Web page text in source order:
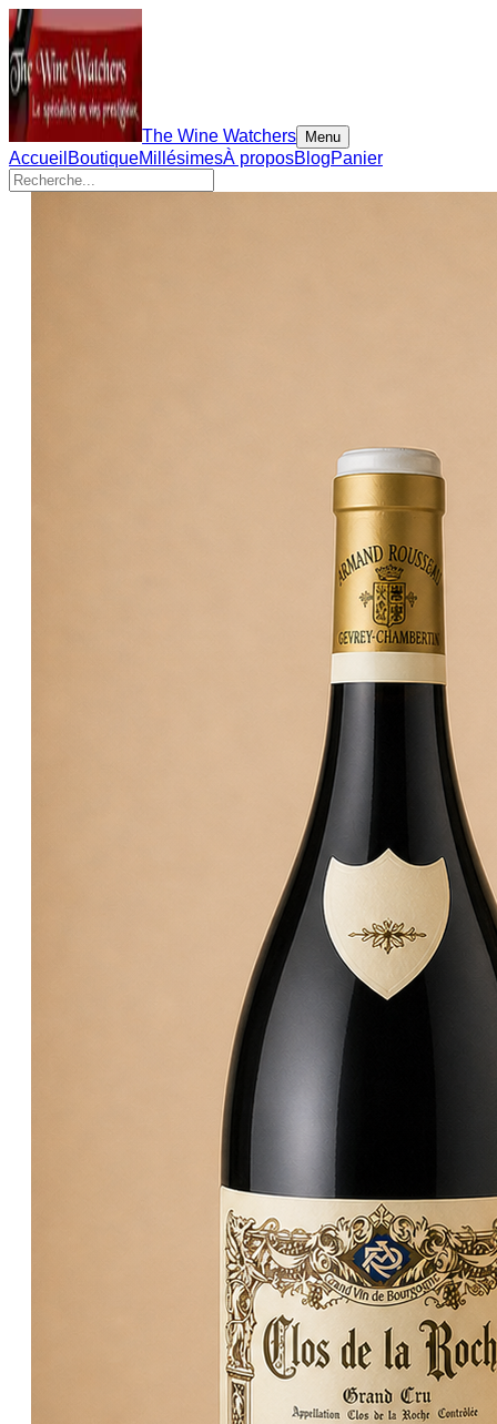
The Wine Watchers Menu
Accueil BoutiqueMillésimesÀ proposBlogPanier